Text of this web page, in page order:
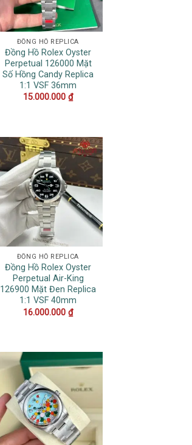
ĐỒNG HỒ REPLICA
Đồng Hồ Rolex Oyster
Perpetual 126000 Mặt
Số Hồng Candy Replica
1:1 VSF 36mm
15.000.000 ₫
ĐỒNG HỒ REPLICA
Đồng Hồ Rolex Oyster
Perpetual Air-King
126900 Mặt Đen Replica
1:1 VSF 40mm
16.000.000 ₫